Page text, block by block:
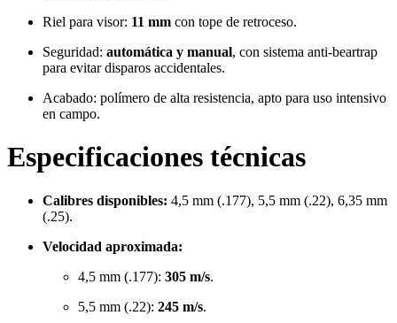
Riel para visor: 11 mm con tope de retroceso.
Seguridad: automática y manual, con sistema anti-beartrap
para evitar disparos accidentales.
Acabado: polímero de alta resistencia, apto para uso intensivo
en campo.
Especificaciones técnicas
Calibres disponibles: 4,5 mm (.177), 5,5 mm (.22), 6,35 mm
(.25).
Velocidad aproximada:
4,5 mm (.177): 305 m/s.
5,5 mm (.22): 245 m/s.